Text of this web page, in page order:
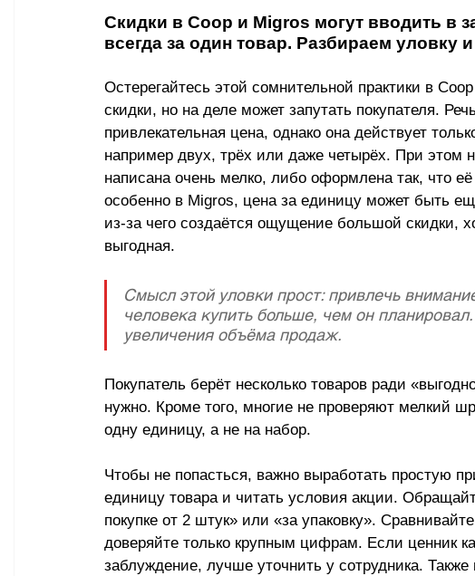
Скидки в Coop и Migros могут вводить в
всегда за один товар. Разбираем уловку
Остерегайтесь этой сомнительной практики в
скидки, но на деле может запутать покупателя.
привлекательная цена, однако она действует
например двух, трёх или даже четырёх. При этом
написана очень мелко, либо оформлена так, что
особенно в Migros, цена за единицу может быть
из-за чего создаётся ощущение большой скидки,
выгодная.
Смысл этой уловки прост: привлечь
человека купить больше, чем он
увеличения объёма продаж.
Покупатель берёт несколько товаров ради
нужно. Кроме того, многие не проверяют мелкий
одну единицу, а не на набор.
Чтобы не попасться, важно выработать простую
единицу товара и читать условия акции.
покупке от 2 штук» или «за упаковку».
доверяйте только крупным цифрам. Если ценник
заблуждение, лучше уточнить у сотрудника.